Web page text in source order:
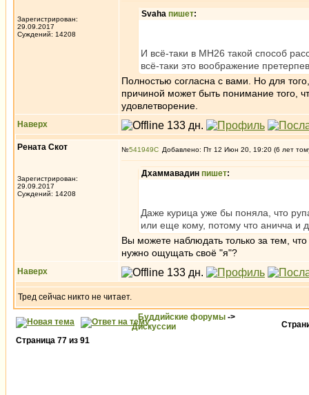
Зарегистрирован:
29.09.2017
Суждений: 14208
Svaha пишет:
И всё-таки в МН26 такой способ
всё-таки это воображение
Полностью согласна с вами. Но для
причиной может быть понимание того,
удовлетворение.
Наверх
Рената Скот
Зарегистрирован:
29.09.2017
Суждений: 14208
№541949 Добавлено: Пт 12 Июн 20, 19:20 (6 лет
Дхаммавадин пишет:
Даже курица уже бы поняла, что
или еще кому, потому что аничча и
Вы можете наблюдать только за тем,
нужно ощущать своё "я"?
Наверх
Тред сейчас никто не читает.
Буддийские форумы ->
Дискуссии
Страница 77 из 91